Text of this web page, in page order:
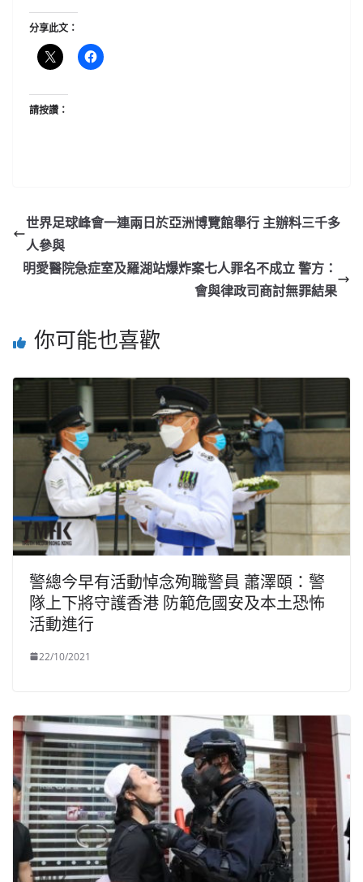
分享此文：
請按讚：
世界足球峰會一連兩日於亞洲博覽館舉行 主辦料三千多
人參與
明愛醫院急症室及羅湖站爆炸案七人罪名不成立 警方：
會與律政司商討無罪結果
你可能也喜歡
警總今早有活動悼念殉職警員 蕭澤頤：警
隊上下將守護香港 防範危國安及本土恐怖
活動進行
22/10/2021